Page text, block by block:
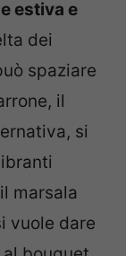
estiva e
dei
spaziare
il
si
marsala
vuole dare